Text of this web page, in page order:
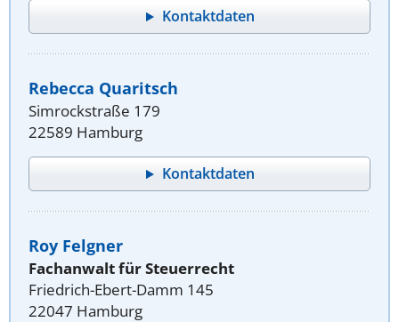
Kontaktdaten
Rebecca Quaritsch
Simrockstraße 179
22589 Hamburg
Kontaktdaten
Roy Felgner
Fachanwalt für Steuerrecht
Friedrich-Ebert-Damm 145
22047 Hamburg